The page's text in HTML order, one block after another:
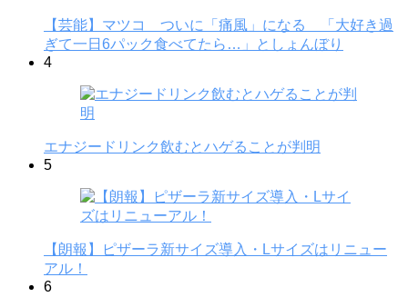
【芸能】マツコ ついに「痛風」になる 「大好き過
ぎて一日6パック食べてたら…」としょんぼり
4
エナジードリンク飲むとハゲることが判明
5
【朗報】ピザーラ新サイズ導入・Lサイズはリニュー
アル！
6